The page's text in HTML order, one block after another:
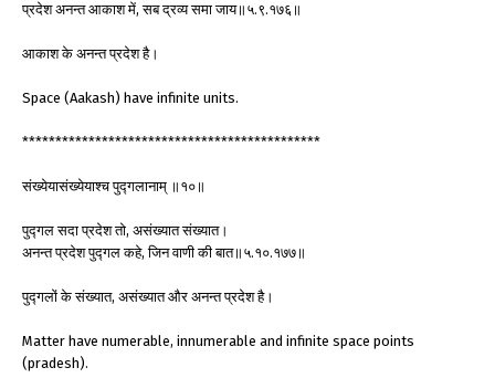
प्रदेश अनन्त आकाश में, सब द्रव्य समा जाय॥५.९.१७६॥
आकाश के अनन्त प्रदेश है।
Space (Aakash) have infinite units.
*********************************************
संख्येयासंख्येयाश्च पुद्गलानाम् ॥१०॥
पुद्गल सदा प्रदेश तो, असंख्यात संख्यात।
अनन्त प्रदेश पुद्गल कहे, जिन वाणी की बात॥५.१०.१७७॥
पुद्गलों के संख्यात, असंख्यात और अनन्त प्रदेश है।
Matter have numerable, innumerable and infinite space points
(pradesh).